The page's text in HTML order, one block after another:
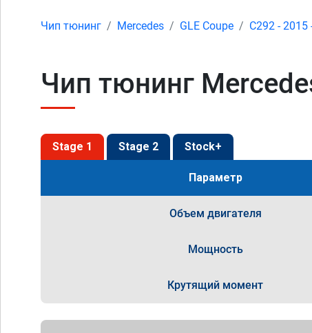
Чип тюнинг Mercedes GLE Coupe C292 - 2015
Чип тюнинг
Stage 1 Stage 2 Stock+
Параметр
Объем двигателя
Мощность
Крутящий момент